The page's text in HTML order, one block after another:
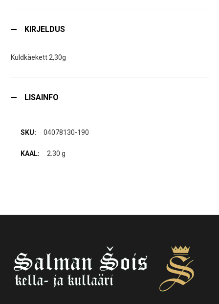
KIRJELDUS
Kuldkäekett 2,30g
LISAINFO
04078130-190
2.30 g